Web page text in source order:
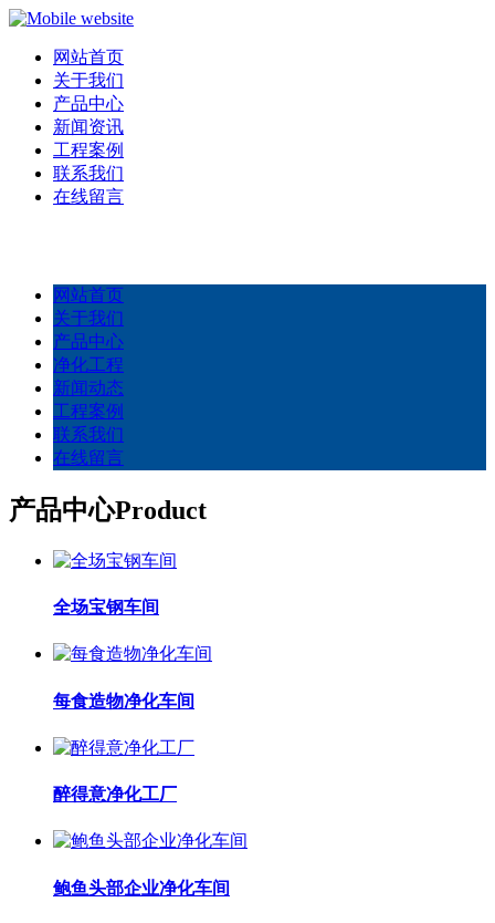
网站首页
关于我们
产品中心
新闻资讯
工程案例
联系我们
在线留言
网站首页
关于我们
产品中心
净化工程
新闻动态
工程案例
联系我们
在线留言
产品中心Product
全场宝钢车间
每食造物净化车间
醉得意净化工厂
鲍鱼头部企业净化车间